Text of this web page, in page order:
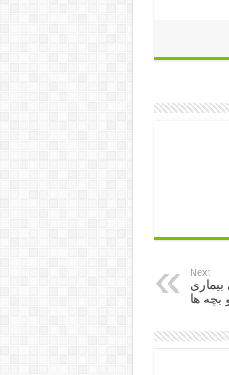
Next
بچه ها